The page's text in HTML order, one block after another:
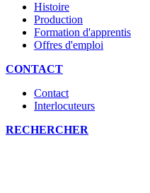
Histoire
Production
Formation d'apprentis
Offres d'emploi
CONTACT
Contact
Interlocuteurs
RECHERCHER